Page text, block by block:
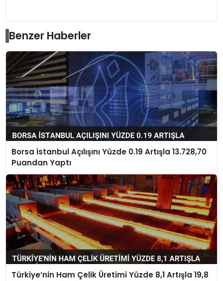
Benzer Haberler
Borsa İstanbul Açılışını Yüzde 0.19 Artışla 13.728,70
Puandan Yaptı
Türkiye’nin Ham Çelik Üretimi Yüzde 8,1 Artışla 19,8